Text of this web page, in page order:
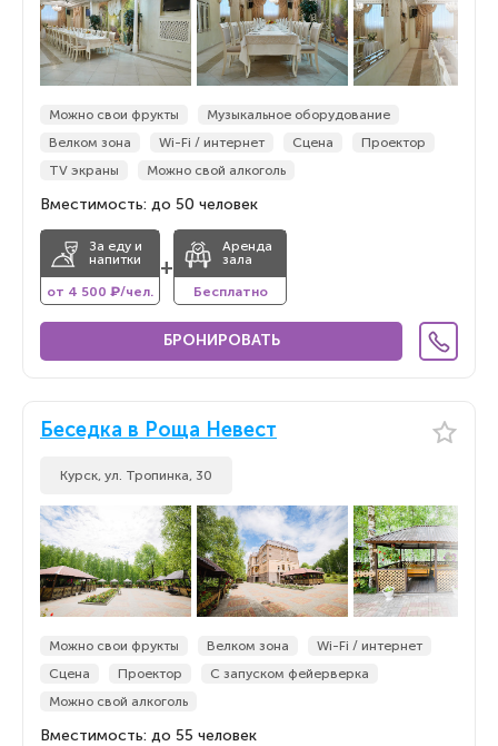
Можно свои фрукты
Музыкальное оборудование
Велком зона
Wi-Fi / интернет Сцена
Проектор
TV экраны
Можно свой алкоголь
Вместимость: до 50 человек
За еду и
напитки
от 4 500 ₽/чел.
+
Аренда
зала
Бесплатно
БРОНИРОВАТЬ
Беседка в Роща Невест
Курск, ул. Тропинка, 30
Можно свои фрукты Велком зона
Wi-Fi / интернет
Сцена
Проектор
С запуском фейерверка
Можно свой алкоголь
Вместимость: до 55 человек